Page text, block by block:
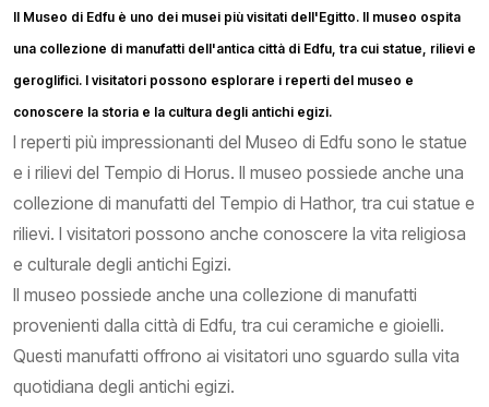
Il Museo di Edfu è uno dei musei più visitati dell'Egitto. Il museo ospita
una collezione di manufatti dell'antica città di Edfu, tra cui statue, rilievi e
geroglifici. I visitatori possono esplorare i reperti del museo e
conoscere la storia e la cultura degli antichi egizi.
I reperti più impressionanti del Museo di Edfu sono le statue
e i rilievi del Tempio di Horus. Il museo possiede anche una
collezione di manufatti del Tempio di Hathor, tra cui statue e
rilievi. I visitatori possono anche conoscere la vita religiosa
e culturale degli antichi Egizi.
Il museo possiede anche una collezione di manufatti
provenienti dalla città di Edfu, tra cui ceramiche e gioielli.
Questi manufatti offrono ai visitatori uno sguardo sulla vita
quotidiana degli antichi egizi.